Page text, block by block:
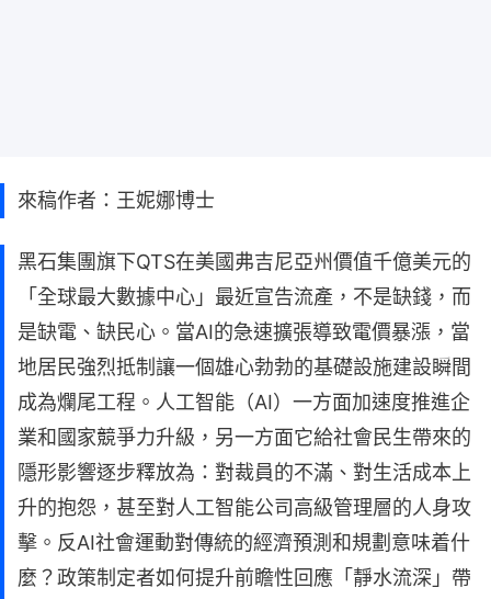
來稿作者：王妮娜博士
黑石集團旗下QTS在美國弗吉尼亞州價值千億美元的
「全球最大數據中心」最近宣告流產，不是缺錢，而
是缺電、缺民心。當AI的急速擴張導致電價暴漲，當
地居民強烈抵制讓一個雄心勃勃的基礎設施建設瞬間
成為爛尾工程。人工智能（AI）一方面加速度推進企
業和國家競爭力升級，另一方面它給社會民生帶來的
隱形影響逐步釋放為：對裁員的不滿、對生活成本上
升的抱怨，甚至對人工智能公司高級管理層的人身攻
擊。反AI社會運動對傳統的經濟預測和規劃意味着什
麼？政策制定者如何提升前瞻性回應「靜水流深」帶